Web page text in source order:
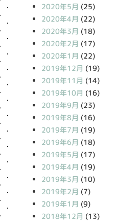
2020年5月 (25)
2020年4月 (22)
2020年3月 (18)
2020年2月 (17)
2020年1月 (22)
2019年12月 (19)
2019年11月 (14)
2019年10月 (16)
2019年9月 (23)
2019年8月 (16)
2019年7月 (19)
2019年6月 (18)
2019年5月 (17)
2019年4月 (19)
2019年3月 (10)
2019年2月 (7)
2019年1月 (9)
2018年12月 (13)